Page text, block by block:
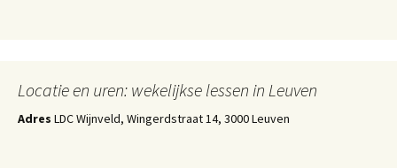
Locatie en uren: wekelijkse lessen in Leuven
Adres LDC Wijnveld, Wingerdstraat 14, 3000 Leuven